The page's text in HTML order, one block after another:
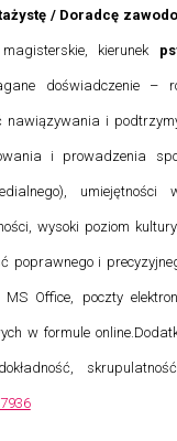
/ Doradcę
kierunek
doświadczenie –
nawiązywania i
i prowadzenia
wysoki poziom
poprawnego i
MS Office, poczty
w formule online.